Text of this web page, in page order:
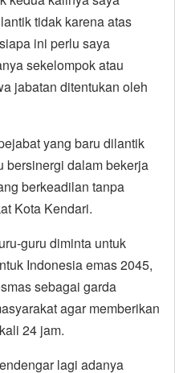
tidak karena atas
ini perlu saya
sekelompok atau
jabatan ditentukan oleh
yang baru dilantik
bersinergi dalam bekerja
berkeadilan tanpa
Kota Kendari.
guru diminta untuk
Indonesia emas 2045,
sebagai garda
agar memberikan
24 jam.
lagi adanya